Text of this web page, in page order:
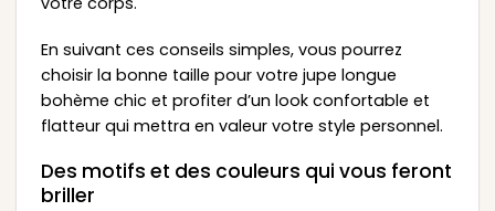
En suivant ces conseils simples, vous pourrez
choisir la bonne taille pour votre jupe longue
bohème chic et profiter d’un look confortable et
flatteur qui mettra en valeur votre style personnel.
Des motifs et des couleurs qui vous feront
briller